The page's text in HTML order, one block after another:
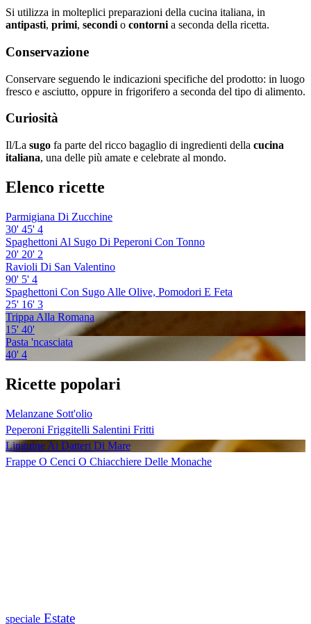
Si utilizza in molteplici preparazioni della cucina italiana, in
antipasti, primi, secondi o contorni a seconda della ricetta.
Conservazione
Conservare seguendo le indicazioni specifiche del prodotto: in luogo
fresco e asciutto, oppure in frigorifero a seconda del tipo di alimento.
Curiosità
Il/La sugo fa parte del ricco bagaglio di ingredienti della cucina
italiana, una delle più amate e celebrate al mondo.
Elenco ricette
Parmigiana Di Zucchine
30' 45' 4
Spaghettoni Al Sugo Di Peperoni Con Tonno
20' 20' 2
Ravioli Di San Valentino
90' 5' 4
Spaghettoni Con Sugo Alle Olive, Pomodori E Feta
25' 16' 3
Trippa Alla Romana
15' 40'
Pasta 'ncasciata
40' 4
Ricette popolari
Melanzane Sott'olio
Peperoni Friggitelli Salentini Fritti
Linguine Ai Datteri Di Mare
Frappe O Cenci O Chiacchiere Delle Monache
speciale Estate